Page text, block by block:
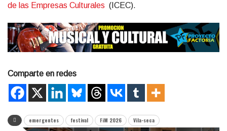
de las Empresas Culturales (ICEC).
Comparte en redes
emergentes festival FiM 2026 Vila-seca